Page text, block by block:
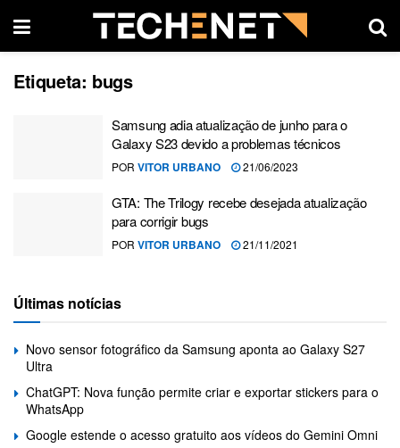
Etiqueta: bugs
Samsung adia atualização de junho para o
Galaxy S23 devido a problemas técnicos
POR VITOR URBANO 21/06/2023
GTA: The Trilogy recebe desejada atualização
para corrigir bugs
POR VITOR URBANO 21/11/2021
Últimas notícias
Novo sensor fotográfico da Samsung aponta ao Galaxy S27
Ultra
ChatGPT: Nova função permite criar e exportar stickers para o
WhatsApp
Google estende o acesso gratuito aos vídeos do Gemini Omni